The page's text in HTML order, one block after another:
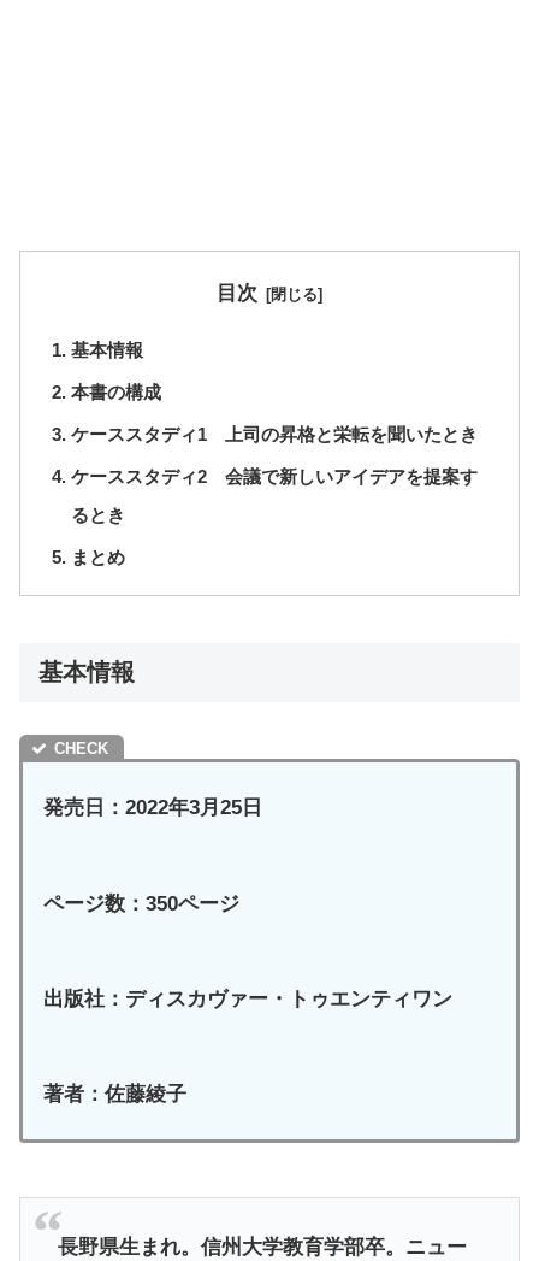
目次
基本情報
本書の構成
ケーススタディ1 上司の昇格と栄転を聞いたとき
ケーススタディ2 会議で新しいアイデアを提案す
るとき
まとめ
基本情報
発売日：2022年3月25日
ページ数：350ページ
出版社：ディスカヴァー・トゥエンティワン
著者：佐藤綾子
長野県生まれ。信州大学教育学部卒。ニュー